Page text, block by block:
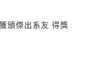
頒傑出系友 得獎